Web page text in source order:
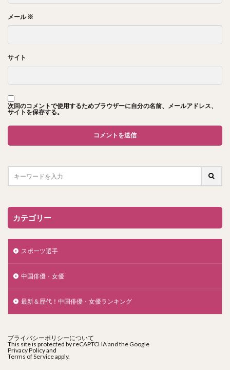
メール※
サイト
次回のコメントで使用するためブラウザーに自分の名前、メールアドレス、
サイトを保存する。
カテゴリー
スポーツ選手
中国俳優・女優
最新＆歴代！中国俳優・女優ランキング
プライバシーポリシーについて
This site is protected by reCAPTCHA and the Google
Privacy Policyand
Terms of Serviceapply.